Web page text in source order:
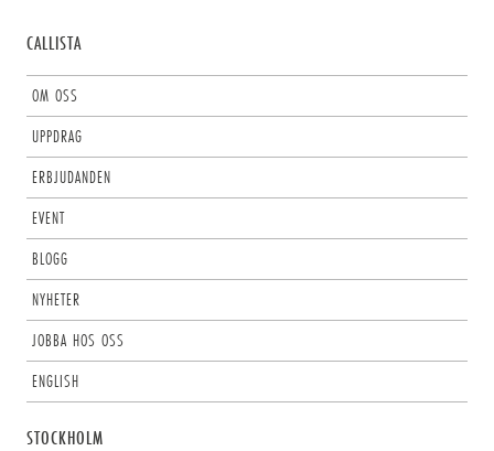
CALLISTA
OM OSS
UPPDRAG
ERBJUDANDEN
EVENT
BLOGG
NYHETER
JOBBA HOS OSS
ENGLISH
STOCKHOLM